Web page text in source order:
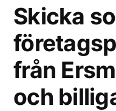
Skicka
från
och